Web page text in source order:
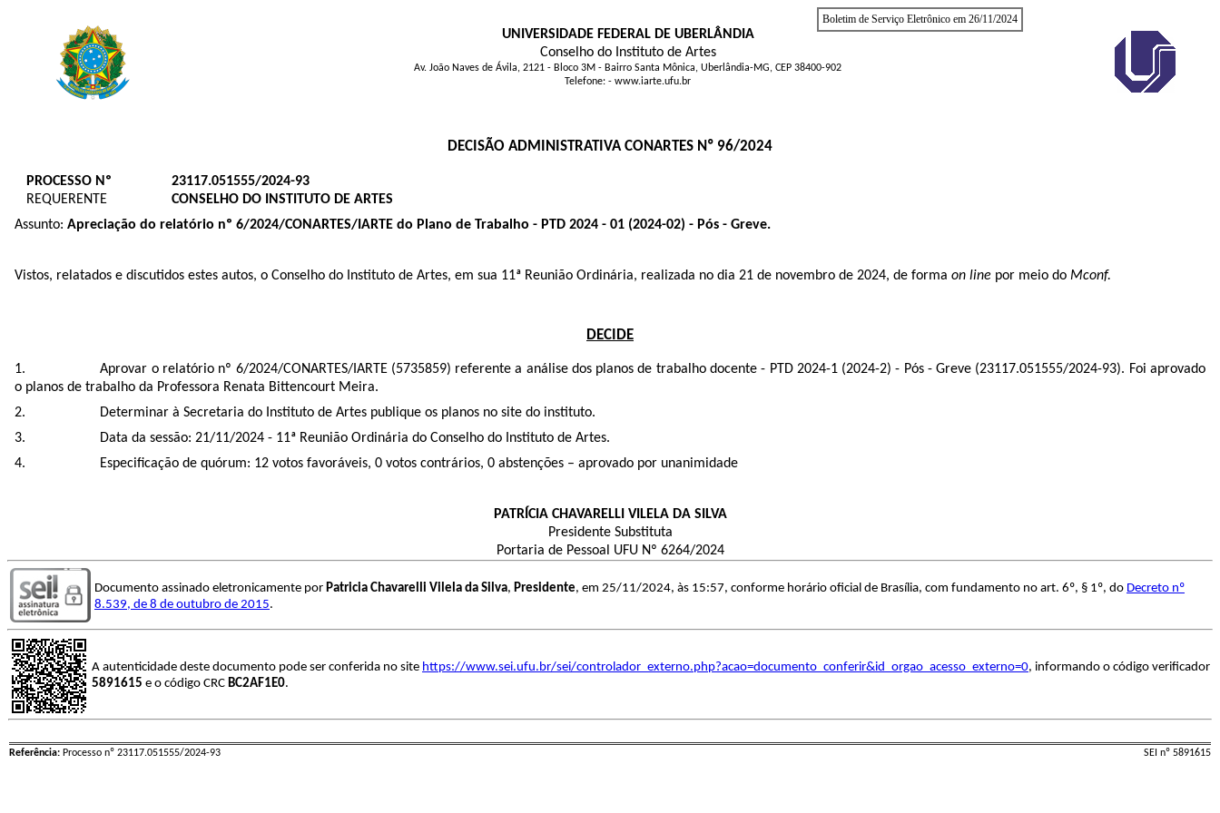
Boletim de Serviço Eletrônico em 26/11/2024
UNIVERSIDADE FEDERAL DE UBERLÂNDIA
Conselho do Instituto de Artes
Av. João Naves de Ávila, 2121 - Bloco 3M - Bairro Santa Mônica, Uberlândia-MG, CEP 38400-902
Telefone: - www.iarte.ufu.br
DECISÃO ADMINISTRATIVA CONARTES Nº 96/2024
PROCESSO Nº
23117.051555/2024-93
REQUERENTE
CONSELHO DO INSTITUTO DE ARTES​
Assunto: Apreciação do relatório nº 6/2024/CONARTES/IARTE do Plano de Trabalho - PTD 2024 - 01 (2024-02) - Pós - Greve.
Vistos, relatados e discutidos estes autos, o Conselho do Instituto de Artes, em sua 11ª Reunião Ordinária, realizada no dia 21 de novembro de 2024, de forma on line por meio do Mconf.
DECIDE
Aprovar o relatório nº 6/2024/CONARTES/IARTE (5735859) referente a análise dos planos de trabalho docente - PTD 2024-1 (2024-2) - Pós - Greve (23117.051555/2024-93). Foi aprovado
o planos de trabalho da Professora Renata Bittencourt Meira.
Determinar à Secretaria do Instituto de Artes publique os planos no site do instituto.
Data da sessão: 21/11/2024 - 11ª Reunião Ordinária do Conselho do Instituto de Artes.
Especificação de quórum: 12 votos favoráveis, 0 votos contrários, 0 abstenções – aprovado por unanimidade
PATRÍCIA CHAVARELLI VILELA DA SILVA
Presidente Substituta
Portaria de Pessoal UFU Nº 6264/2024
Documento assinado eletronicamente por Patricia Chavarelli Vilela da Silva, Presidente, em 25/11/2024, às 15:57, conforme horário oficial de Brasília, com fundamento no art. 6º, § 1º, do Decreto nº
8.539, de 8 de outubro de 2015.
A autenticidade deste documento pode ser conferida no site https://www.sei.ufu.br/sei/controlador_externo.php?acao=documento_conferir&id_orgao_acesso_externo=0, informando o código verificador
5891615 e o código CRC BC2AF1E0.
Referência: Processo nº 23117.051555/2024-93 SEI nº 5891615